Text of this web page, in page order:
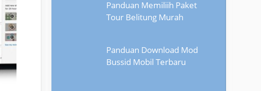
Panduan Memiliih Paket
Tour Belitung Murah
Panduan Download Mod
Bussid Mobil Terbaru